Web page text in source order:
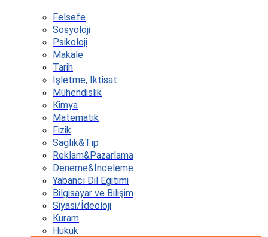
Felsefe
Sosyoloji
Psikoloji
Makale
Tarih
İşletme, İktisat
Mühendislik
Kimya
Matematik
Fizik
Sağlık&Tıp
Reklam&Pazarlama
Deneme&İnceleme
Yabancı Dil Eğitimi
Bilgisayar ve Bilişim
Siyasi/İdeoloji
Kuram
Hukuk